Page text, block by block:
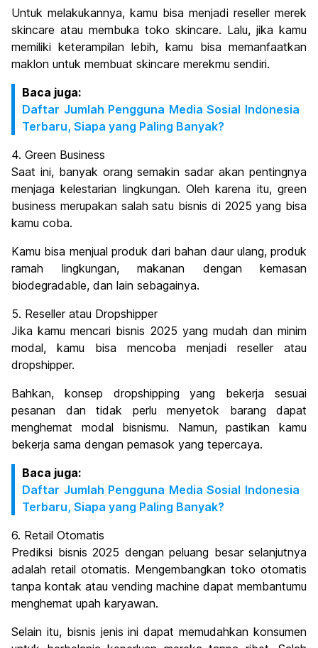
Untuk melakukannya, kamu bisa menjadi reseller merek
skincare atau membuka toko skincare. Lalu, jika kamu
memiliki keterampilan lebih, kamu bisa memanfaatkan
maklon untuk membuat skincare merekmu sendiri.
Baca juga:
Daftar Jumlah Pengguna Media Sosial Indonesia
Terbaru, Siapa yang Paling Banyak?
4. Green Business
Saat ini, banyak orang semakin sadar akan pentingnya
menjaga kelestarian lingkungan. Oleh karena itu, green
business merupakan salah satu bisnis di 2025 yang bisa
kamu coba.
Kamu bisa menjual produk dari bahan daur ulang, produk
ramah lingkungan, makanan dengan kemasan
biodegradable, dan lain sebagainya.
5. Reseller atau Dropshipper
Jika kamu mencari bisnis 2025 yang mudah dan minim
modal, kamu bisa mencoba menjadi reseller atau
dropshipper.
Bahkan, konsep dropshipping yang bekerja sesuai
pesanan dan tidak perlu menyetok barang dapat
menghemat modal bisnismu. Namun, pastikan kamu
bekerja sama dengan pemasok yang tepercaya.
Baca juga:
Daftar Jumlah Pengguna Media Sosial Indonesia
Terbaru, Siapa yang Paling Banyak?
6. Retail Otomatis
Prediksi bisnis 2025 dengan peluang besar selanjutnya
adalah retail otomatis. Mengembangkan toko otomatis
tanpa kontak atau vending machine dapat membantumu
menghemat upah karyawan.
Selain itu, bisnis jenis ini dapat memudahkan konsumen